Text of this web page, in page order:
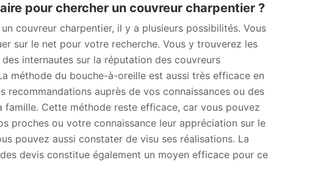
pour chercher un couvreur charpentier ?
couvreur charpentier, il y a plusieurs possibilités. Vous
sur le net pour votre recherche. Vous y trouverez les
internautes sur la réputation des couvreurs
méthode du bouche-à-oreille est aussi très efficace en
recommandations auprès de vos connaissances ou des
famille. Cette méthode reste efficace, car vous pouvez
proches ou votre connaissance leur appréciation sur le
pouvez aussi constater de visu ses réalisations. La
devis constitue également un moyen efficace pour ce